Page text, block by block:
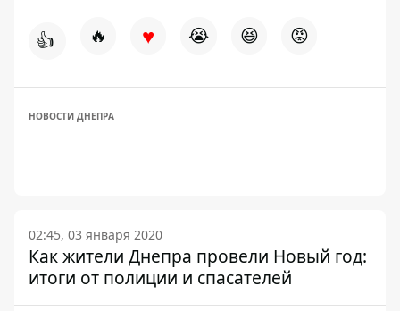
👍 🔥 ♥ 😭 😆 😡
НОВОСТИ ДНЕПРА
02:45, 03 января 2020
Как жители Днепра провели Новый год:
итоги от полиции и спасателей